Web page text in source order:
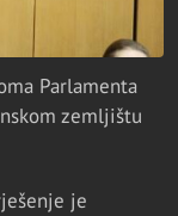
Parlamenta
zemljištu
je